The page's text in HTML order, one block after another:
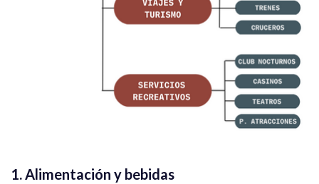
1. Alimentación y bebidas